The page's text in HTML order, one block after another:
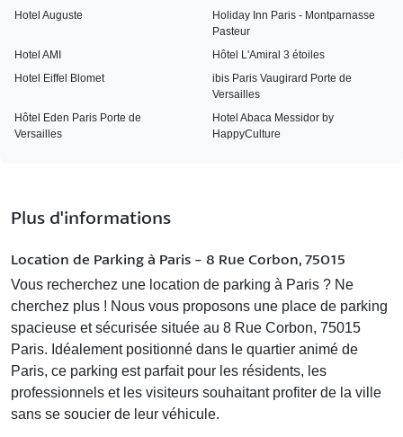
Hotel Auguste
Holiday Inn Paris - Montparnasse
Pasteur
Hotel AMI
Hôtel L'Amiral 3 étoiles
Hotel Eiffel Blomet
ibis Paris Vaugirard Porte de
Versailles
Hôtel Eden Paris Porte de
Versailles
Hotel Abaca Messidor by
HappyCulture
Plus d'informations
Location de Parking à Paris - 8 Rue Corbon, 75015
Vous recherchez une location de parking à Paris ? Ne
cherchez plus ! Nous vous proposons une place de parking
spacieuse et sécurisée située au 8 Rue Corbon, 75015
Paris. Idéalement positionné dans le quartier animé de
Paris, ce parking est parfait pour les résidents, les
professionnels et les visiteurs souhaitant profiter de la ville
sans se soucier de leur véhicule.